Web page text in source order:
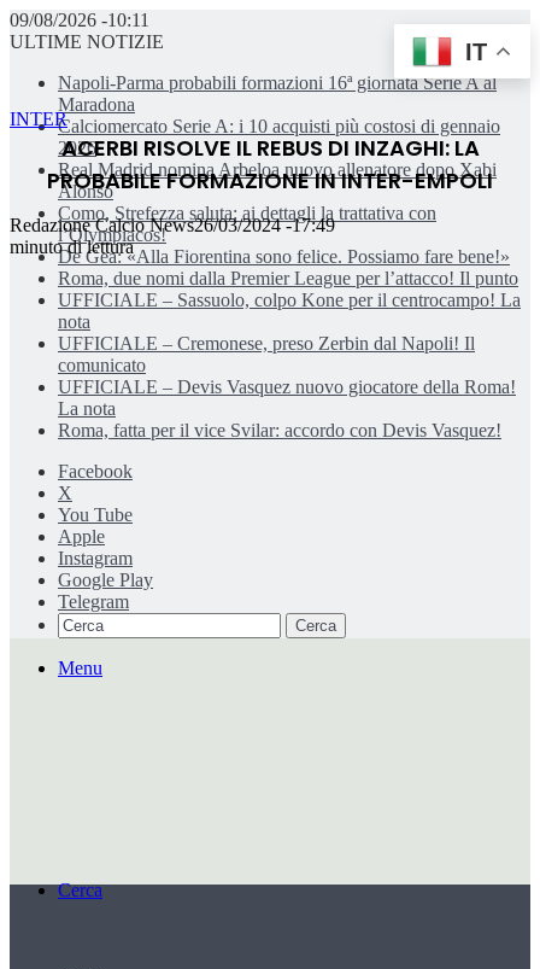
09/08/2026 -10:11
ULTIME NOTIZIE
Napoli-Parma probabili formazioni 16ª giornata Serie A al
Maradona
Calciomercato Serie A: i 10 acquisti più costosi di gennaio
2026
Real Madrid nomina Arbeloa nuovo allenatore dopo Xabi
Alonso
Como, Strefezza saluta: ai dettagli la trattativa con
l’Olympiacos!
De Gea: «Alla Fiorentina sono felice. Possiamo fare bene!»
Roma, due nomi dalla Premier League per l’attacco! Il punto
UFFICIALE – Sassuolo, colpo Kone per il centrocampo! La
nota
UFFICIALE – Cremonese, preso Zerbin dal Napoli! Il
comunicato
UFFICIALE – Devis Vasquez nuovo giocatore della Roma!
La nota
Roma, fatta per il vice Svilar: accordo con Devis Vasquez!
Facebook
X
You Tube
Apple
Instagram
Google Play
Telegram
Cerca
Menu
Cerca
INTER
ACERBI RISOLVE IL REBUS DI INZAGHI: LA
PROBABILE FORMAZIONE IN INTER-EMPOLI
Redazione Calcio News26/03/2024 -17:49
minuto di lettura
IT